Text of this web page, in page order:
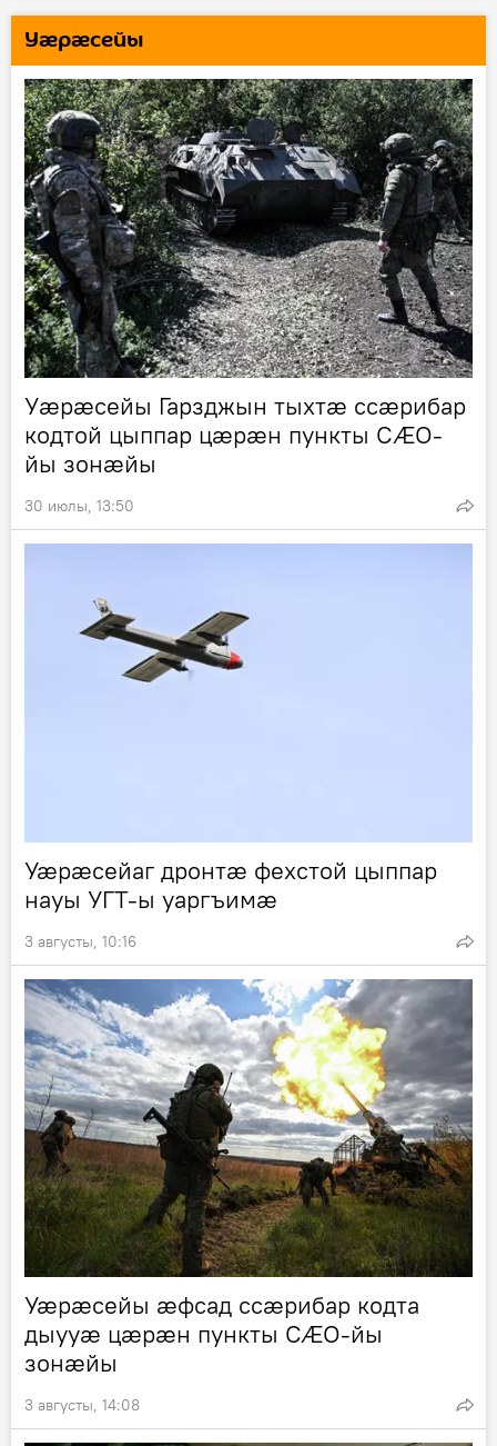
Уӕрӕсейы
Уæрæсейы Гарзджын тыхтæ ссæрибар
кодтой цыппар цæрæн пункты СÆО-
йы зонæйы
30 июлы, 13:50
Уӕрӕсейаг дронтӕ фехстой цыппар
науы УГТ-ы уаргъимӕ
3 августы, 10:16
Уӕрӕсейы ӕфсад ссӕрибар кодта
дыууӕ цӕрӕн пункты СӔО-йы
зонӕйы
3 августы, 14:08